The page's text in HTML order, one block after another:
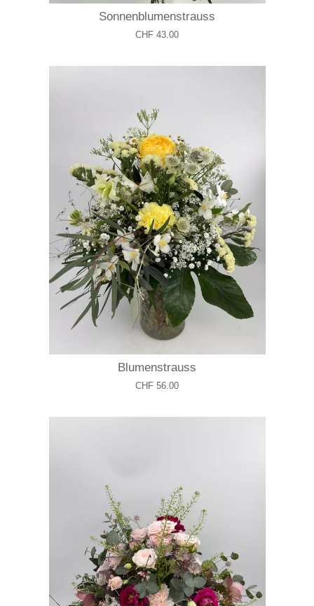
Sonnenblumenstrauss
CHF 43.00
Blumenstrauss
CHF 56.00